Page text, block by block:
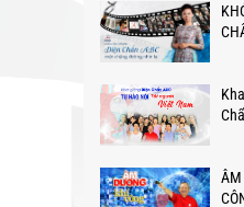
KỲ
ÂM